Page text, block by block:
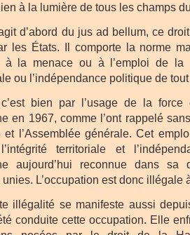
à la lumière de tous les champs
d’abord du jus ad bellum, ce
les États. Il comporte la norme
à la menace ou à l’emploi de la
ou l’indépendance politique de
bien par l’usage de la force
en 1967, comme l’ont rappelé
et l’Assemblée générale. Cet
territoriale et
aujourd’hui reconnue dans sa
L’occupation est donc illégale
illégalité se manifeste aussi
conduite cette occupation. Elle